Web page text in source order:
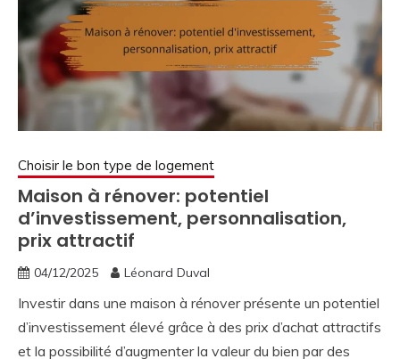
Choisir le bon type de logement
Maison à rénover: potentiel
d’investissement, personnalisation,
prix attractif
04/12/2025 Léonard Duval
Investir dans une maison à rénover présente un potentiel
d’investissement élevé grâce à des prix d’achat attractifs
et la possibilité d’augmenter la valeur du bien par des